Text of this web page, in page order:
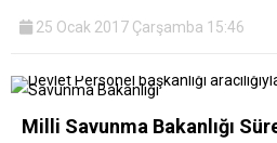
25 Ocak 2017 Çarşamba 15:46
Milli Savunma Bakanlığı